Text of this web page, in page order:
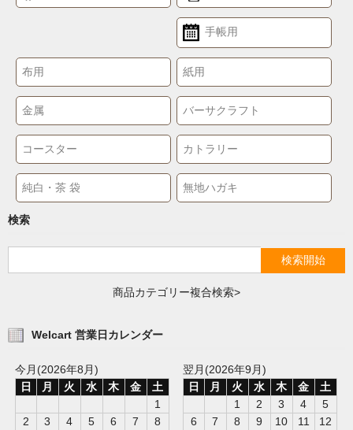
手帳用
布用 紙用
金属 バーサクラフト
コースター カトラリー
純白・茶 袋 無地ハガキ
検索
商品カテゴリー複合検索>
Welcart 営業日カレンダー
今月(2026年8月)
日
月 火 水 木 金
土
1
2
3 4 5 6 7 8
翌月(2026年9月)
日
月 火 水 木 金
土
1
2 3 4
5
6
7 8 9 10 11 12